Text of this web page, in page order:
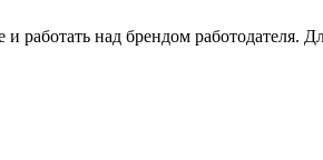
над брендом работодателя.